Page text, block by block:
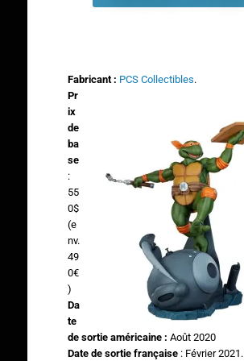
Fabricant : PCS Collectibles.
Pr
ix
de
ba
se
:
55
0$
(e
nv.
49
0€
)
Da
te
de sortie américaine : Août 2020
Date de sortie française: Février 2021.